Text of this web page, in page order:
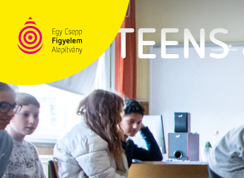
TÁMOGATÁS